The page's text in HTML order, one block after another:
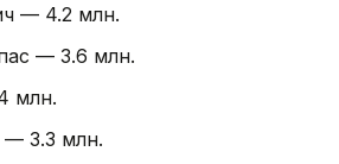
— 4.2 млн.
— 3.6 млн.
млн.
— 3.3 млн.